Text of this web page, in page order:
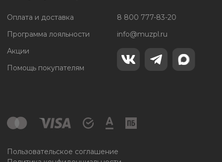
Оплата и доставка
Программа лояльности
Акции
Помощь покупателям
8 800 777-83-20
info@muzpl.ru
Пользовательское соглашение